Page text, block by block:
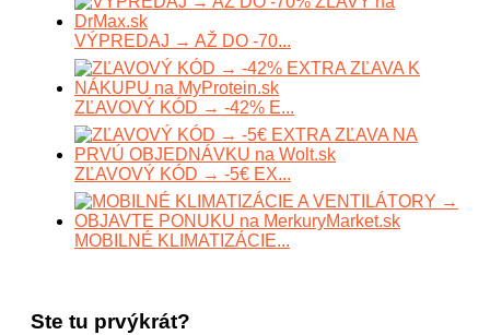
VÝPREDAJ → AŽ DO -70...
ZĽAVOVÝ KÓD → -42% E...
ZĽAVOVÝ KÓD → -5€ EX...
MOBILNÉ KLIMATIZÁCIE...
Ste tu prvýkrát?